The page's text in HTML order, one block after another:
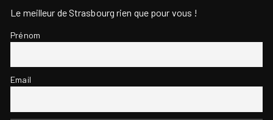
Le meilleur de Strasbourg rien que pour vous !
Prénom
Email